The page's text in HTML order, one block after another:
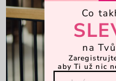
Co
na
aby Ti už nic